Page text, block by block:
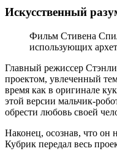
Искусственный
Фильм Стивена
использующих
Главный режиссер
проектом, увлеченный
время как в оригинале
этой версии мальчик-
обрести любовь своей
Наконец, осознав, что он
Кубрик передал весь